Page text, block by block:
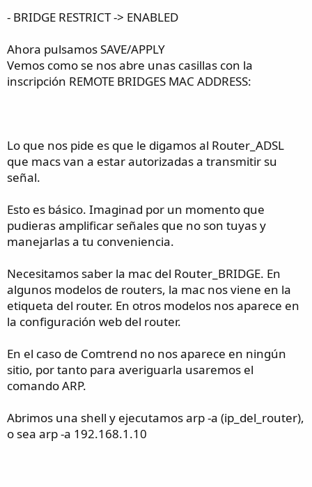
- BRIDGE RESTRICT -> ENABLED
Ahora pulsamos SAVE/APPLY
Vemos como se nos abre unas casillas con la
inscripción REMOTE BRIDGES MAC ADDRESS:
Lo que nos pide es que le digamos al Router_ADSL
que macs van a estar autorizadas a transmitir su
señal.
Esto es básico. Imaginad por un momento que
pudieras amplificar señales que no son tuyas y
manejarlas a tu conveniencia.
Necesitamos saber la mac del Router_BRIDGE. En
algunos modelos de routers, la mac nos viene en la
etiqueta del router. En otros modelos nos aparece en
la configuración web del router.
En el caso de Comtrend no nos aparece en ningún
sitio, por tanto para averiguarla usaremos el
comando ARP.
Abrimos una shell y ejecutamos arp -a (ip_del_router),
o sea arp -a 192.168.1.10